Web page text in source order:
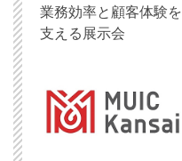
業務効率と顧客体験を
支える展示会